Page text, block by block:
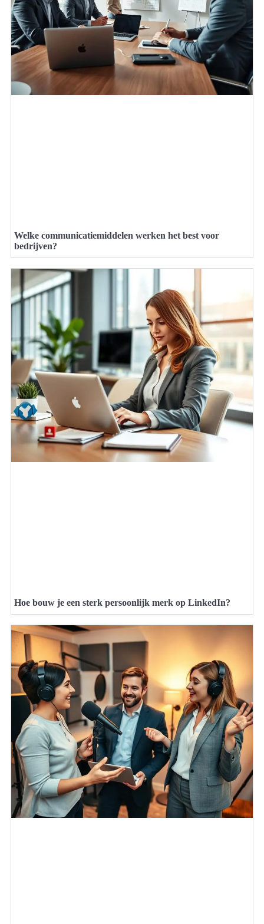
Welke communicatiemiddelen werken het best voor
bedrijven?
Hoe bouw je een sterk persoonlijk merk op LinkedIn?